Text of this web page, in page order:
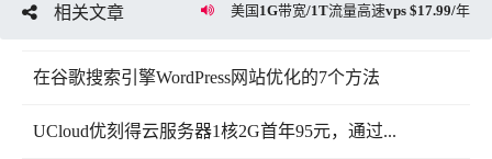
相关文章 美国1G带宽/1T流量高速vps $17.99/年
在谷歌搜索引擎WordPress网站优化的7个方法
UCloud优刻得云服务器1核2G首年95元，通过...